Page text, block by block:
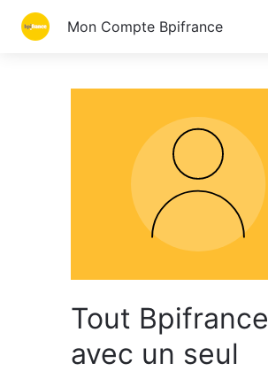
Mon Compte Bpifrance
Tout Bpifrance
avec un seul